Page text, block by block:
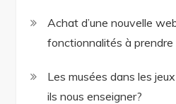
Achat d’une nouvelle
fonctionnalités à
Les musées dans les
ils nous enseigner?